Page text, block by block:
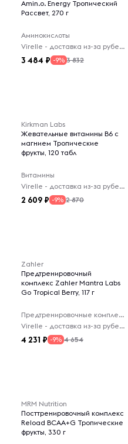
Amin.o. Energy Тропический
Рассвет, 270 г
Аминокислоты
Virelle - доставка из-за рубежа
3 484 -9% 3 832
Kirkman Labs
Жевательные витамины B6 с
магнием Тропические
фрукты, 120 табл
Витамины
Virelle - доставка из-за рубежа
2 609 -9% 2 870
Zahler
Предтренировочный
комплекс Zahler Mantra Labs
Go Tropical Berry, 117 г
Предтренировочные комплексы
Virelle - доставка из-за рубежа
4 231 -9% 4 654
MRM Nutrition
Посттренировочный комплекс
Reload BCAA+G Тропические
фрукты, 330 г